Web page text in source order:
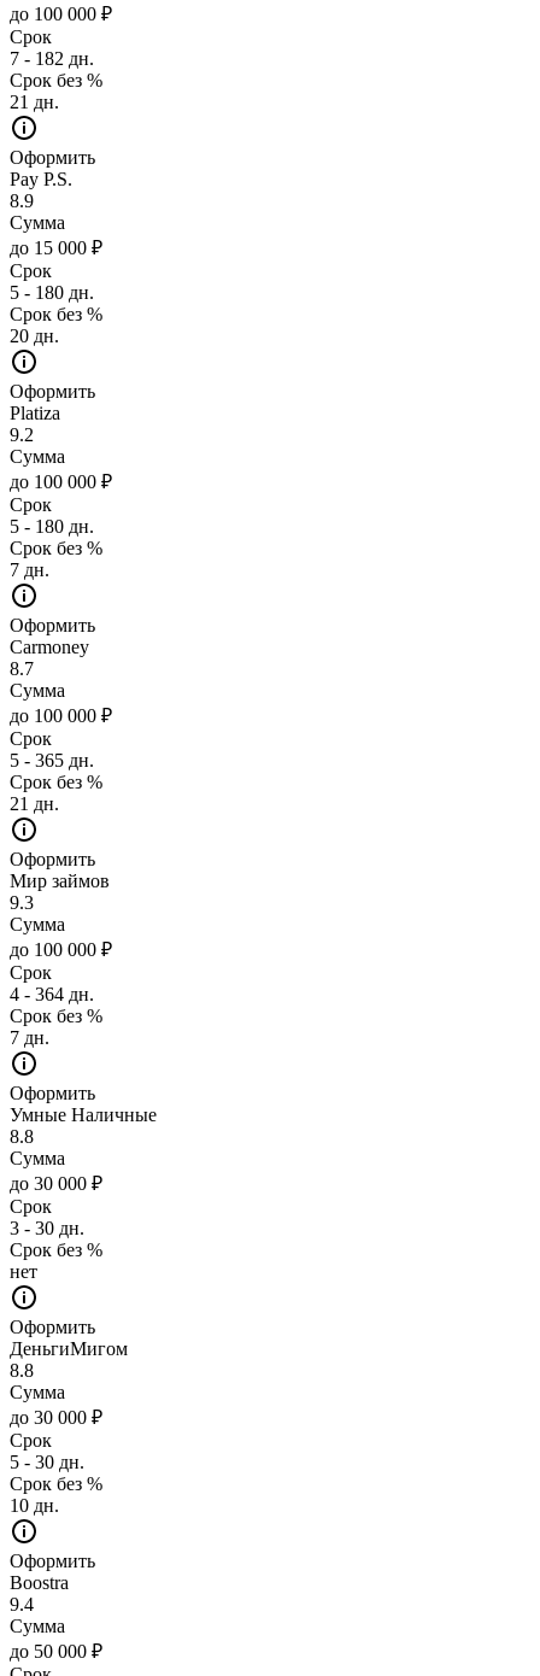
до 100 000 ₽
Срок
7 - 182 дн.
Срок без %
21 дн.
Оформить
Pay P.S.
8.9
Сумма
до 15 000 ₽
Срок
5 - 180 дн.
Срок без %
20 дн.
Оформить
Platiza
9.2
Сумма
до 100 000 ₽
Срок
5 - 180 дн.
Срок без %
7 дн.
Оформить
Carmoney
8.7
Сумма
до 100 000 ₽
Срок
5 - 365 дн.
Срок без %
21 дн.
Оформить
Мир займов
9.3
Сумма
до 100 000 ₽
Срок
4 - 364 дн.
Срок без %
7 дн.
Оформить
Умные Наличные
8.8
Сумма
до 30 000 ₽
Срок
3 - 30 дн.
Срок без %
нет
Оформить
ДеньгиМигом
8.8
Сумма
до 30 000 ₽
Срок
5 - 30 дн.
Срок без %
10 дн.
Оформить
Boostra
9.4
Сумма
до 50 000 ₽